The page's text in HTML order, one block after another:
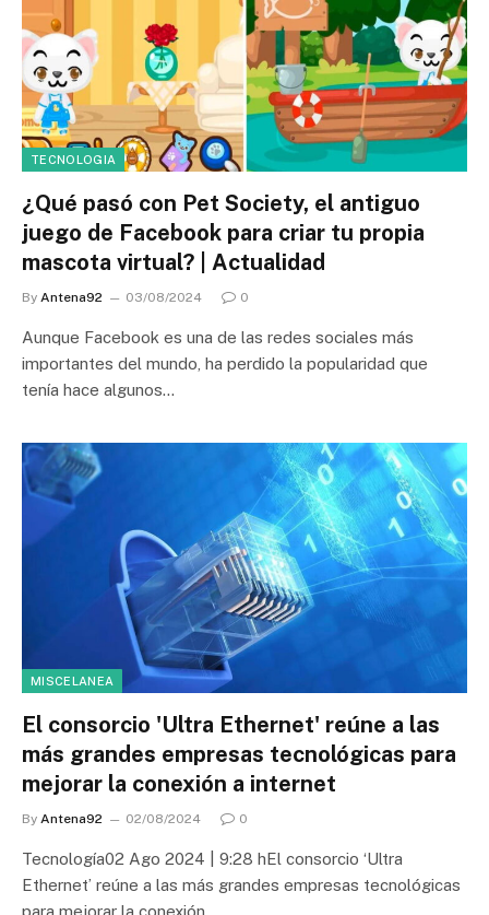
TECNOLOGIA
¿Qué pasó con Pet Society, el antiguo
juego de Facebook para criar tu propia
mascota virtual? | Actualidad
By Antena92 03/08/2024 0
Aunque Facebook es una de las redes sociales más
importantes del mundo, ha perdido la popularidad que
tenía hace algunos…
MISCELANEA
El consorcio 'Ultra Ethernet' reúne a las
más grandes empresas tecnológicas para
mejorar la conexión a internet
By Antena92 02/08/2024 0
Tecnología02 Ago 2024 | 9:28 hEl consorcio ‘Ultra
Ethernet’ reúne a las más grandes empresas tecnológicas
para mejorar la conexión…